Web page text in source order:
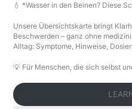
💧 *Wasser in den Beinen? Diese
Unsere Übersichtskarte bringt
Beschwerden – ganz ohne
Alltag: Symptome, Hinweise,
💡 Für Menschen, die sich selbst